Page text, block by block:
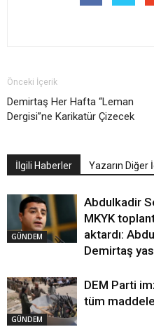
Önceki İçerik
Demirtaş Her Hafta “Leman
Dergisi”ne Karikatür Çizecek
İlgili Haberler Yazarın Diğer
GÜNDEM
Abdulkadir
MKYK
aktardı:
Demirtaş
GÜNDEM
DEM Parti
tüm